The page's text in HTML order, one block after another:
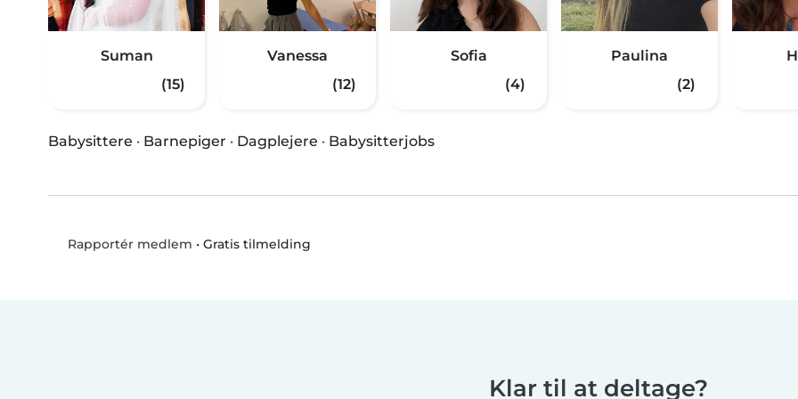
Suman
(15)
Vanessa
(12)
Sofia
(4)
Paulina
(2)
Babysittere · Barnepiger · Dagplejere · Babysitterjobs
Rapportér medlem • Gratis tilmelding
Klar til at deltage?